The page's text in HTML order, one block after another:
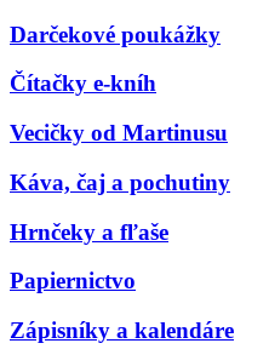
Darčekové poukážky
Čítačky e-kníh
Vecičky od Martinusu
Káva, čaj a pochutiny
Hrnčeky a fľaše
Papiernictvo
Zápisníky a kalendáre